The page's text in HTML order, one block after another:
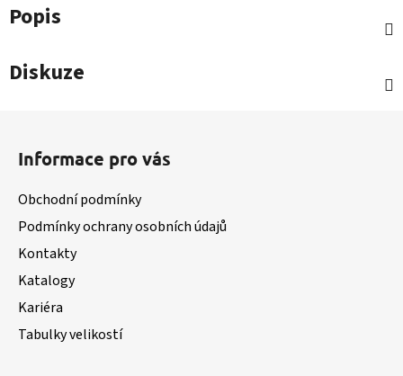
Popis
Diskuze
Informace pro vás
Obchodní podmínky
Podmínky ochrany osobních údajů
Kontakty
Katalogy
Kariéra
Tabulky velikostí